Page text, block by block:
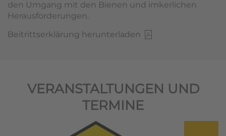
den Umgang mit den Bienen und imkerlichen
Herausforderungen.
Beitrittserklärung herunterladen
VERANSTALTUNGEN UND
TERMINE